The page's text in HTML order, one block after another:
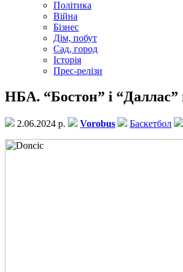
Політика
Війна
Бізнес
Дім, побут
Сад, город
Історія
Прес-релізи
НБА. “Бостон” і “Даллас”
2.06.2024 р. Vorobus Баскетбол